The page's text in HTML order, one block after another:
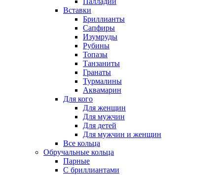
Вставки
Бриллианты
Сапфиры
Изумруды
Рубины
Топазы
Танзаниты
Гранаты
Турмалины
Аквамарин
Для кого
Для женщин
Для мужчин
Для детей
Для мужчин и женщин
Все кольца
Обручальные кольца
Парные
С бриллиантами